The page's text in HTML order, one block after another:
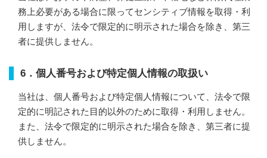
務上必要がある場合に限ってセンシティブ情報を取得・利
用しますが、 法令で限定的に明示された場合を除き、第三
者に提供しません。
6．個人番号および特定個人情報の取扱い
当社は、個人番号および特定個人情報について、法令で限
定的に明記された目的以外のために取得・利用しません。
また、法令で限定的に明示された場合を除き、第三者に提
供しません。